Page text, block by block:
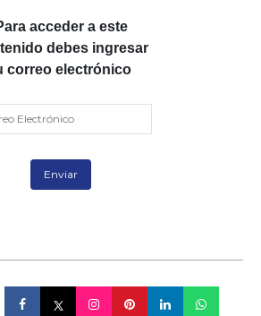
acceder a este
debes ingresar
correo electrónico